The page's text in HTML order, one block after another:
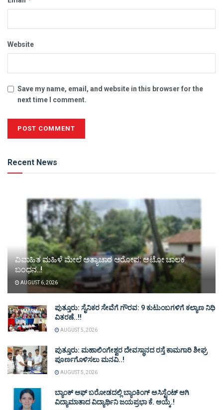
Website
Save my name, email, and website in this browser for the
next time I comment.
Recent News
ವಿವಾಹಿತ ಮಹಿಳೆ ಮೇಲೆ ಅತ್ಯಾಚಾರ ಆರೋಪ: ಆಟೋ ಚಾಲಕ
ಬಂಧನ..!
AUGUST 6, 2026
ಪುತ್ತೂರು: ಸೈನಿಕರ ಸೇವೆಗೆ ಗೌರವ: 9 ಕುಟುಂಬಗಳಿಗೆ ಕಲ್ಯಾಣ ನಿಧಿ
ವಿತರಣೆ..!!
AUGUST 5, 2026
ಪುತ್ತೂರು: ಮಹಾಲಿಂಗೇಶ್ವರ ದೇವಸ್ಥಾನದ ರಸ್ತೆ ಕಾಮಗಾರಿ ಶೀಘ್ರ
ಪೂರ್ಣಗೊಳಿಸಲು ಮನವಿ..!
AUGUST 5, 2026
ಬ್ಯಾಂಕ್ ಆಫ್ ಬರೋಡದಲ್ಲಿ ಬ್ಯಾಂಕಿಂಗ್ ಅಸಿಸ್ಟೆಂಟ್ ಆಗಿ
ವಿದ್ಯಾಮಾತಾದ ವಿದ್ಯಾರ್ಥಿನಿ ಜಯಪ್ರಭಾ ಕೆ. ಆಯ್ಕೆ.!